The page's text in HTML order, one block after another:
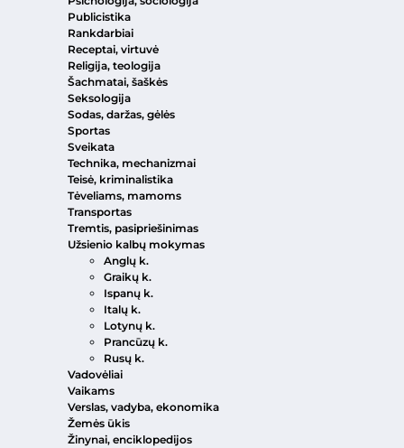
Publicistika
Rankdarbiai
Receptai, virtuvė
Religija, teologija
Šachmatai, šaškės
Seksologija
Sodas, daržas, gėlės
Sportas
Sveikata
Technika, mechanizmai
Teisė, kriminalistika
Tėveliams, mamoms
Transportas
Tremtis, pasipriešinimas
Užsienio kalbų mokymas
Anglų k.
Graikų k.
Ispanų k.
Italų k.
Lotynų k.
Prancūzų k.
Rusų k.
Vadovėliai
Vaikams
Verslas, vadyba, ekonomika
Žemės ūkis
Žinynai, enciklopedijos